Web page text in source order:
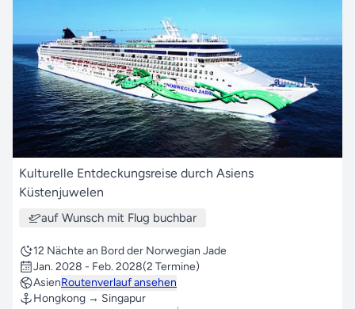
Kulturelle Entdeckungsreise durch Asiens
Küstenjuwelen
auf Wunsch mit Flug buchbar
12 Nächte an Bord der Norwegian Jade
Jan. 2028 - Feb. 2028(2 Termine)
AsienRoutenverlauf ansehen
Hongkong → Singapur